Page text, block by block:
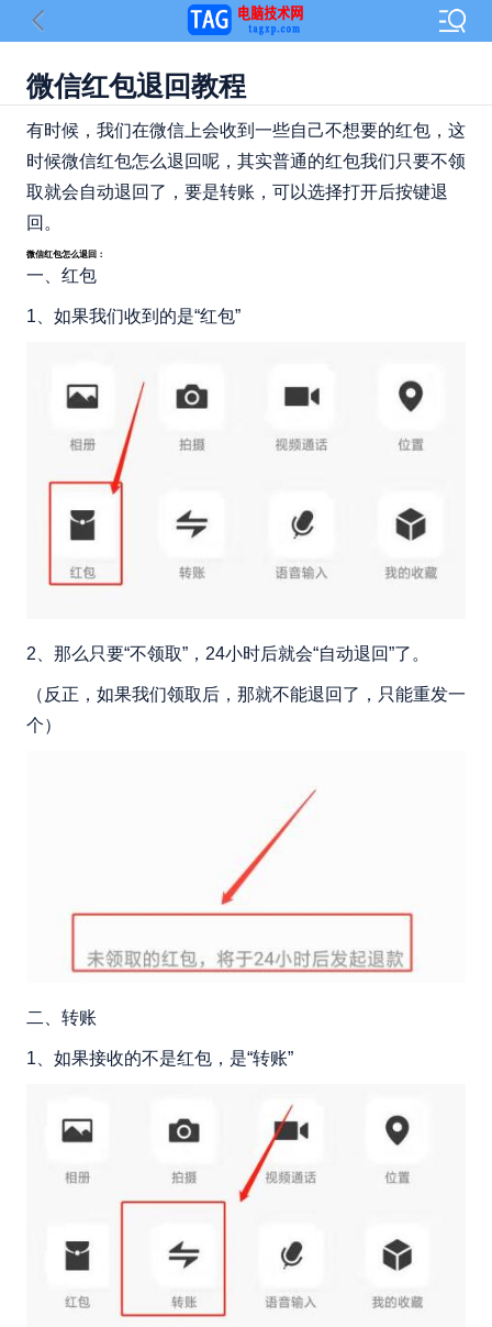
微信红包退回教程
有时候，我们在微信上会收到一些自己不想要的红包，这
时候微信红包怎么退回呢，其实普通的红包我们只要不领
取就会自动退回了，要是转账，可以选择打开后按键退
回。
微信红包怎么退回：
一、红包
1、如果我们收到的是“红包”
2、那么只要“不领取”，24小时后就会“自动退回”了。
（反正，如果我们领取后，那就不能退回了，只能重发一
个）
二、转账
1、如果接收的不是红包，是“转账”